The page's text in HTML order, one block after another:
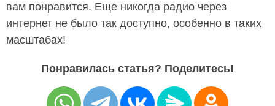
вам понравится. Еще никогда радио через
интернет не было так доступно, особенно в таких
масштабах!
Понравилась статья? Поделитесь!